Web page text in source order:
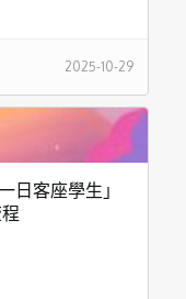
2025-10-29
日客座學生」